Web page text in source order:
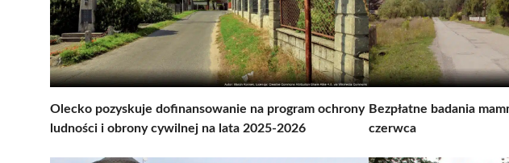
Olecko pozyskuje dofinansowanie na program ochrony
ludności i obrony cywilnej na lata 2025-2026
Bezpłatne badania
czerwca